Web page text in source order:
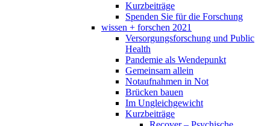
Kurzbeiträge
Spenden Sie für die Forschung
wissen + forschen 2021
Versorgungsforschung und Public
Health
Pandemie als Wendepunkt
Gemeinsam allein
Notaufnahmen in Not
Brücken bauen
Im Ungleichgewicht
Kurzbeiträge